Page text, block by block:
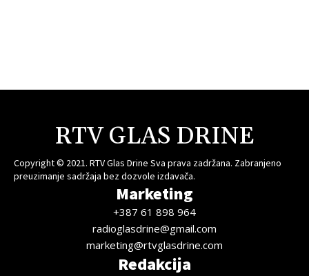
RTV GLAS DRINE
Copyright © 2021. RTV Glas Drine Sva prava zadržana. Zabranjeno
preuzimanje sadržaja bez dozvole izdavača.
Marketing
+387 61 898 964
radioglasdrine@gmail.com
marketing@rtvglasdrine.com
Redakcija